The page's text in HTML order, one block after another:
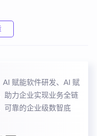
赋能软件研发、AI 赋
助力企业实现业务全链
可靠的企业级数智底